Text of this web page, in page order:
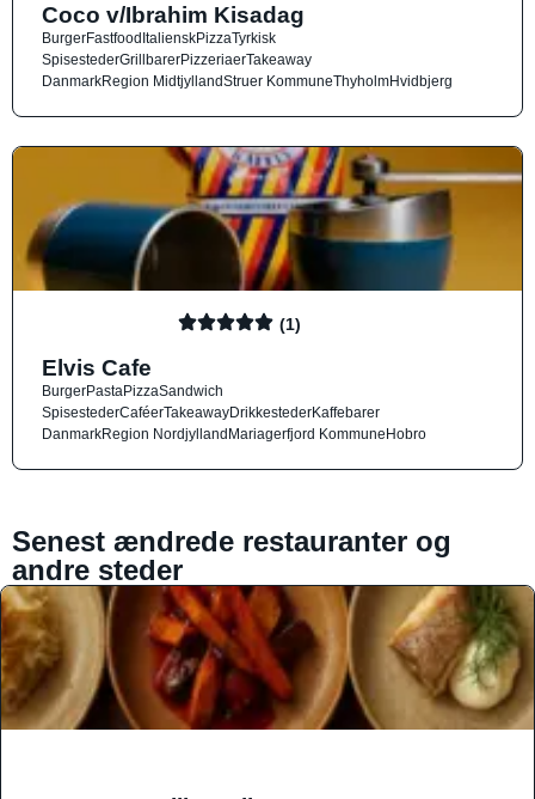
Coco v/Ibrahim Kisadag
BurgerFastfoodItalienskPizzaTyrkisk
SpisestederGrillbarerPizzeriaerTakeaway
DanmarkRegion MidtjyllandStruer KommuneThyholmHvidbjerg
(1)
Elvis Cafe
BurgerPastaPizzaSandwich
SpisestederCaféerTakeawayDrikkestederKaffebarer
DanmarkRegion NordjyllandMariagerfjord KommuneHobro
Senest ændrede restauranter og
andre steder